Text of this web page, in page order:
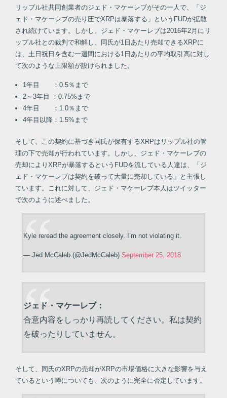
リップル社共同創業者のジェド・マケーレブがその一人で、「ジ
ェド・マケーレブの売り圧でXRPは暴落する」というFUDが拡散
され続けています。しかし、ジェド・マケーレブは2016年2月にリ
ップル社との裁判で和解し、同氏が1日あたり売却できるXRPに
は、土日祝日を含む一週間における1日あたりの平均取引高に対し
て次のような上限額が設けられました。
1年目 ：0.5％まで
2～3年目 ：0.75%まで
4年目 ：1.0％まで
4年目以降：1.5%まで
そして、この契約に基づき同氏が保有するXRPはリップル社の管
理の下で売却が行われています。しかし、ジェド・マケーレブの
売却によりXRPが暴落するというFUDを流している人達は、「ジ
ェド・マケーレブは契約を破って大量に売却している」と主張し
ています。これに対して、ジェド・マケーレブ本人はツイッター
で次のように述べました。
Kyle reread the agreement closely. I’m not violating it.
— Jed McCaleb (@JedMcCaleb) September 25, 2018
ジェド・マケーレブ：
合意内容をしっかり再読してください。私は契約
を破ったりしていません。
そして、同氏のXRPの売却がXRPの市場価格に大きな影響を与え
ているという噂についても、次のように完全に否定しています。